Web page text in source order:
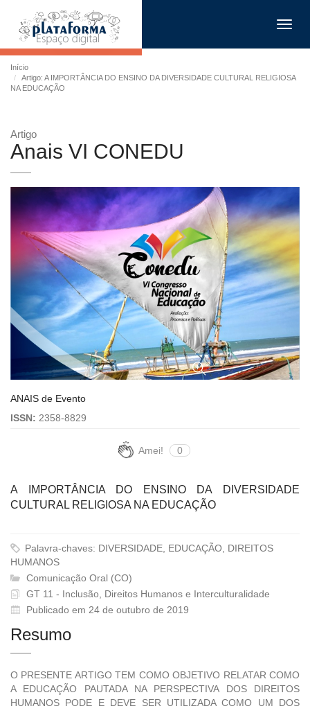
Início
Artigo: A IMPORTÂNCIA DO ENSINO DA DIVERSIDADE CULTURAL RELIGIOSA
NA EDUCAÇÃO
Artigo
Anais VI CONEDU
ANAIS de Evento
ISSN: 2358-8829
Amei! 0
A IMPORTÂNCIA DO ENSINO DA DIVERSIDADE
CULTURAL RELIGIOSA NA EDUCAÇÃO
Palavra-chaves: DIVERSIDADE, EDUCAÇÃO, DIREITOS
HUMANOS
Comunicação Oral (CO)
GT 11 - Inclusão, Direitos Humanos e Interculturalidade
Publicado em 24 de outubro de 2019
Resumo
O PRESENTE ARTIGO TEM COMO OBJETIVO RELATAR COMO
A EDUCAÇÃO PAUTADA NA PERSPECTIVA DOS DIREITOS
HUMANOS PODE E DEVE SER UTILIZADA COMO UM DOS